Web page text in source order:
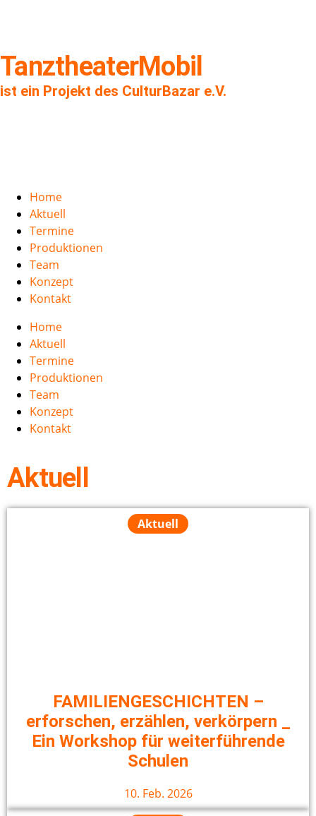
TanztheaterMobil
ist ein Projekt des CulturBazar e.V.
Home
Aktuell
Termine
Produktionen
Team
Konzept
Kontakt
Home
Aktuell
Termine
Produktionen
Team
Konzept
Kontakt
Aktuell
Aktuell
FAMILIENGESCHICHTEN –
erforschen, erzählen, verkörpern _
Ein Workshop für weiterführende
Schulen
10. Feb. 2026